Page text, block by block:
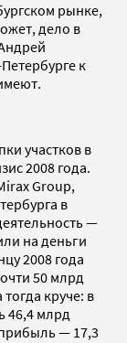
рынке,
дело в
к
участков в
2008 года.
Group,
в
—
на деньги
2008 года
50 млрд
круче: в
46,4 млрд
— 17,3